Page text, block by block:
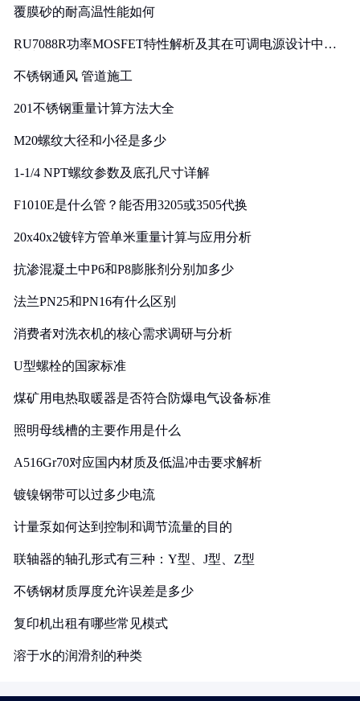
覆膜砂的耐高温性能如何
RU7088R功率MOSFET特性解析及其在可调电源设计中的
不锈钢通风 管道施工
201不锈钢重量计算方法大全
M20螺纹大径和小径是多少
1-1/4 NPT螺纹参数及底孔尺寸详解
F1010E是什么管？能否用3205或3505代换
20x40x2镀锌方管单米重量计算与应用分析
抗渗混凝土中P6和P8膨胀剂分别加多少
法兰PN25和PN16有什么区别
消费者对洗衣机的核心需求调研与分析
U型螺栓的国家标准
煤矿用电热取暖器是否符合防爆电气设备标准
照明母线槽的主要作用是什么
A516Gr70对应国内材质及低温冲击要求解析
镀镍钢带可以过多少电流
计量泵如何达到控制和调节流量的目的
联轴器的轴孔形式有三种：Y型、J型、Z型
不锈钢材质厚度允许误差是多少
复印机出租有哪些常见模式
溶于水的润滑剂的种类